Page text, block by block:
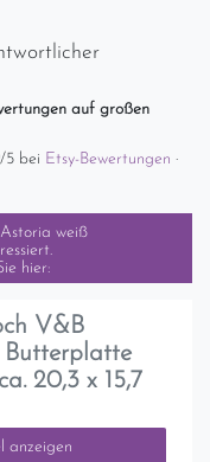
auf großen
5 bei Etsy-Bewertungen ·
weiß
hier:
V&B
20,3 x 15,7
anzeigen